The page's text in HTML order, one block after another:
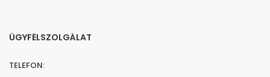
ÜGYFÉLSZOLGÁLAT
TELEFON: